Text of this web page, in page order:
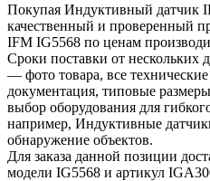
Покупая Индуктивный датчик
качественный и проверенный
IFM IG5568 по ценам
Сроки поставки от нескольких
— фото товара, все
документация, типовые
выбор оборудования для
например, Индуктивные
обнаружение объектов.
Для заказа данной позиции
модели IG5568 и артикул